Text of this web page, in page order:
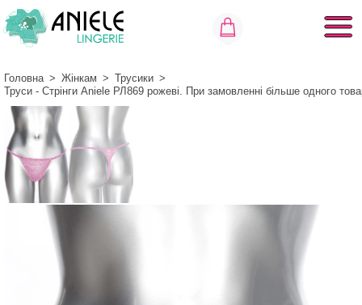
Головна > Жінкам > Трусики >
Труси - Стрінги Aniele РЛ869 рожеві. При замовленні більше одного